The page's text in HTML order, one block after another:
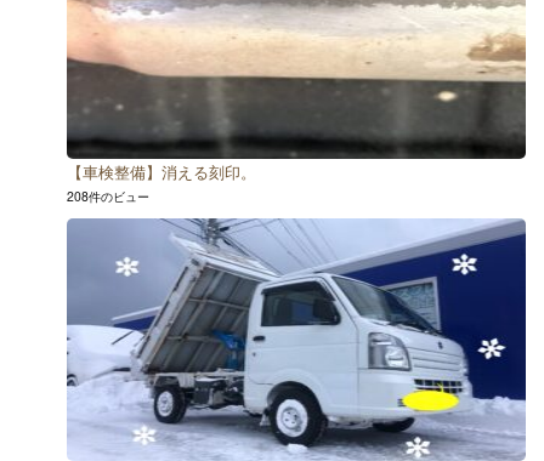
【車検整備】消える刻印。
208件のビュー